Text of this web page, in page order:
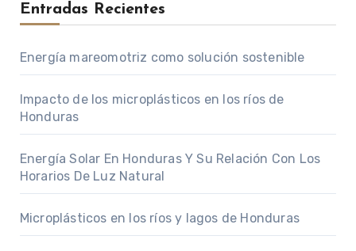
Entradas Recientes
Energía mareomotriz como solución sostenible
Impacto de los microplásticos en los ríos de
Honduras
Energía Solar En Honduras Y Su Relación Con Los
Horarios De Luz Natural
Microplásticos en los ríos y lagos de Honduras